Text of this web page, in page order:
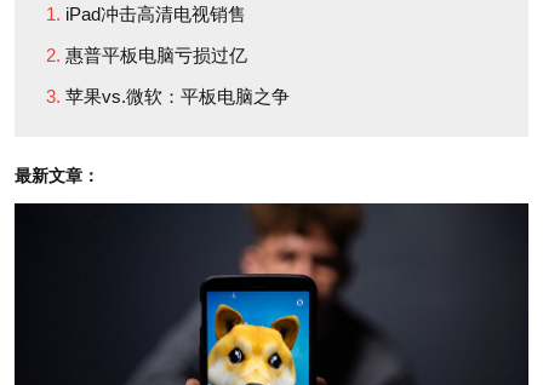
为65%），虽然比2010年
第三季度的近87.4%要
• 黑莓设备生产商RIM
在第二季度凭借PlayBook
Q1 to Q2 and 303.8%
shipments of 62.5 million
units in 2011, up from an
earlier projection of 53.5
million
iPad冲击高清电视销售
惠普平板电脑亏损过亿
苹果vs.微软：平板电脑之争
最新文章：